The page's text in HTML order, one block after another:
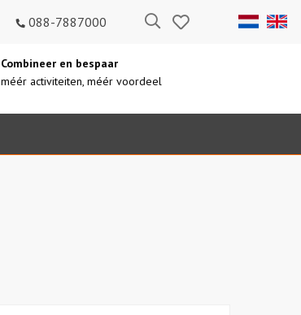
088-7887000 ZoekenBewaarde
uitjes
Combineer en bespaar
méér activiteiten, méér voordeel